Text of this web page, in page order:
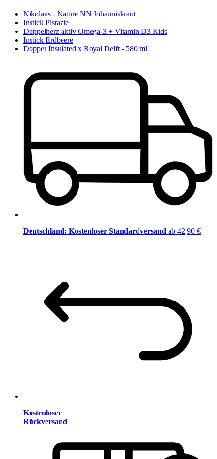
Nikolaus - Nature NN Johanniskraut
Instick Pistazie
Doppelherz aktiv Omega-3 + Vitamin D3 Kids
Instick Erdbeere
Dopper Insulated x Royal Delft - 580 ml
Deutschland: Kostenloser Standardversand ab 42,90 €
Kostenloser
Rückversand